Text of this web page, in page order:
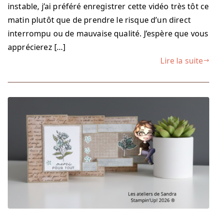
instable, j’ai préféré enregistrer cette vidéo très tôt ce
matin plutôt que de prendre le risque d’un direct
interrompu ou de mauvaise qualité. J’espère que vous
apprécierez […]
Lire la suite